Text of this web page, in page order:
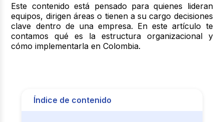
Este contenido está pensado para quienes lideran
equipos, dirigen áreas o tienen a su cargo decisiones
clave dentro de una empresa. En este artículo te
contamos qué es la estructura organizacional y
cómo implementarla en Colombia.
Índice de contenido